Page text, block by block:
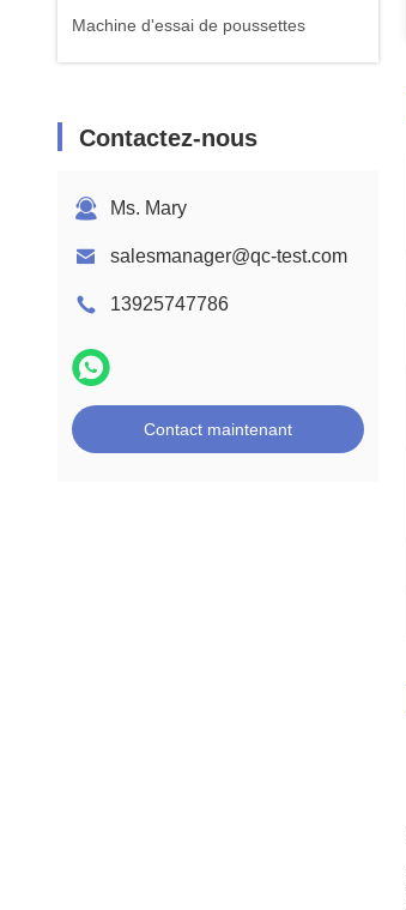
Machine d'essai de poussettes
équipement d'essai de textile
Machine d'analyse chimique
Contactez-nous
Ms. Mary
salesmanager@qc-test.com
13925747786
Contact maintenant